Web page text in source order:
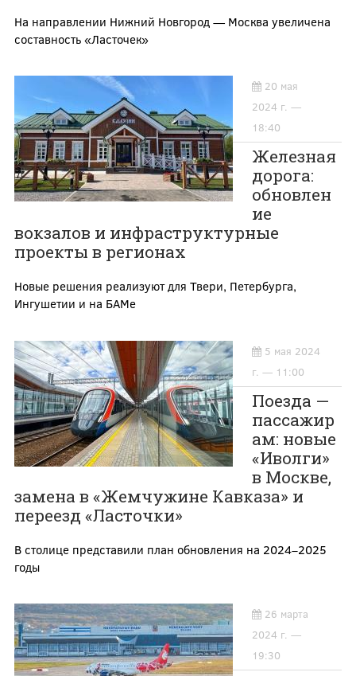
На направлении Нижний Новгород — Москва увеличена
составность «Ласточек»
20 мая
2024 г. —
18:40
Железная
дорога:
обновлен
ие
вокзалов и инфраструктурные
проекты в регионах
Новые решения реализуют для Твери, Петербурга,
Ингушетии и на БАМе
5 мая 2024
г. — 11:00
Поезда —
пассажир
ам: новые
«Иволги»
в Москве,
замена в «Жемчужине Кавказа» и
переезд «Ласточки»
В столице представили план обновления на 2024–2025
годы
26 марта
2024 г. —
19:30